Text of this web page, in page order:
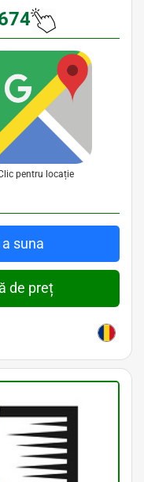
pentru locație
suna
de preț